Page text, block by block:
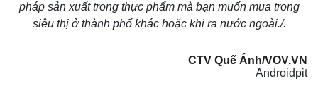
pháp sản xuất trong thực phẩm mà bạn muốn mua trong
siêu thị ở thành phố khác hoặc khi ra nước ngoài./.
CTV Quế Ánh/VOV.VN
Androidpit